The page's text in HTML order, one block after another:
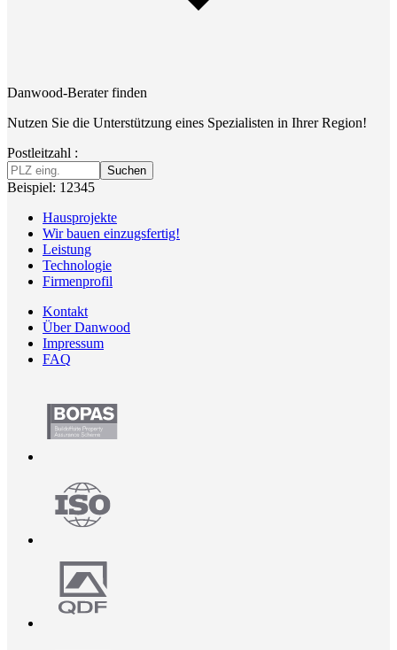
Danwood-Berater finden
Nutzen Sie die Unterstützung eines Spezialisten in Ihrer Region!
Postleitzahl :
Suchen
Beispiel: 12345
Hausprojekte
Wir bauen einzugsfertig!
Leistung
Technologie
Firmenprofil
Kontakt
Über Danwood
Impressum
FAQ